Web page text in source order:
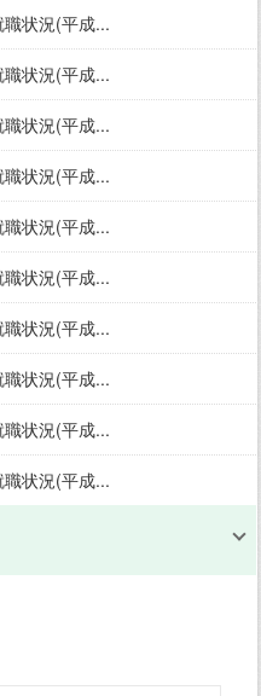
状況(平成...
状況(平成...
状況(平成...
状況(平成...
状況(平成...
状況(平成...
状況(平成...
状況(平成...
状況(平成...
状況(平成...